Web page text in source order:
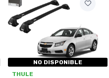
NO DISPONIBLE
THULE